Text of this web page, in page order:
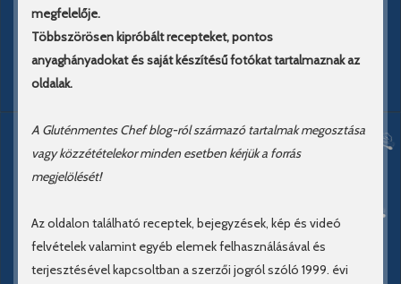
megfelelője.
Többszörösen kipróbált recepteket, pontos
anyaghányadokat és saját készítésű fotókat tartalmaznak az
oldalak.
A Gluténmentes Chef blog-ról származó tartalmak megosztása
vagy közzétételekor minden esetben kérjük a forrás
megjelölését!
Az oldalon található receptek, bejegyzések, kép és videó
felvételek valamint egyéb elemek felhasználásával és
terjesztésével kapcsoltban a szerzői jogról szóló 1999. évi